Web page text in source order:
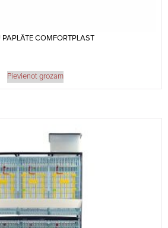
PAPLĀTE COMFORTPLAST
Pievienot grozam